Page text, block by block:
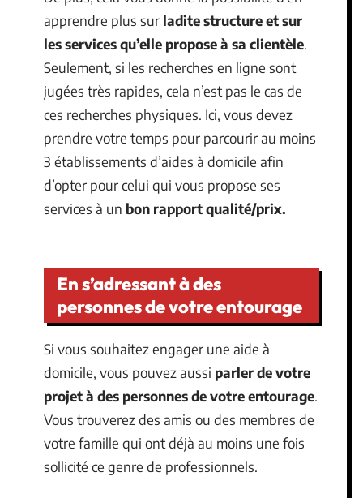
apprendre plus sur ladite structure et sur
les services qu’elle propose à sa clientèle.
Seulement, si les recherches en ligne sont
jugées très rapides, cela n’est pas le cas de
ces recherches physiques. Ici, vous devez
prendre votre temps pour parcourir au moins
3 établissements d’aides à domicile afin
d’opter pour celui qui vous propose ses
services à un bon rapport qualité/prix.
En s’adressant à des
personnes de votre entourage
Si vous souhaitez engager une aide à
domicile, vous pouvez aussi parler de votre
projet à des personnes de votre entourage.
Vous trouverez des amis ou des membres de
votre famille qui ont déjà au moins une fois
sollicité ce genre de professionnels.